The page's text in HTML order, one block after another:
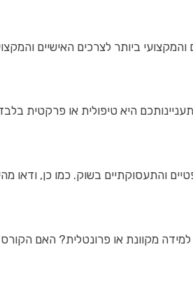
ביותר לצרכים האישיים
היא טיפולית או פרקטית
והתעסוקתיים בשוק. כמו כן, ודאו
מקוונת או פרונטלית? האם